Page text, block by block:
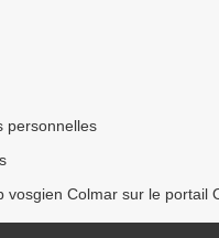
personnelles
vosgien Colmar sur le portail